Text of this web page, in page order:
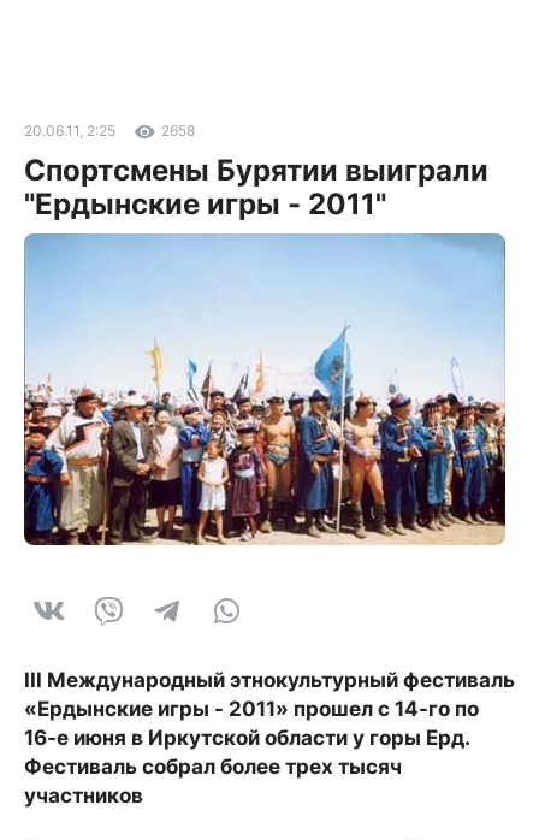
20.06.11, 2:25 2658
Спортсмены Бурятии выиграли
"Ердынские игры - 2011"
III Международный этнокультурный фестиваль
«Ердынские игры - 2011» прошел с 14-го по
16-е июня в Иркутской области у горы Ерд.
Фестиваль собрал более трех тысяч
участников